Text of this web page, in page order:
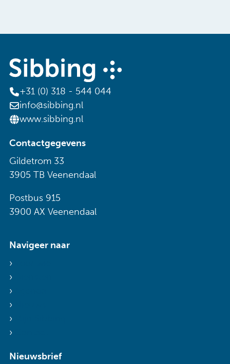
+31 (0) 318 - 544 044
info@sibbing.nl
www.sibbing.nl
Contactgegevens
Gildetrom 33
3905 TB Veenendaal
Postbus 915
3900 AX Veenendaal
Navigeer naar
Nieuwsbrief